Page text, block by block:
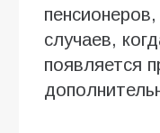
случаев,
появляется